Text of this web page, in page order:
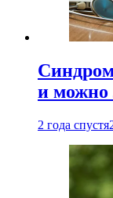
и можно
2 года спустя